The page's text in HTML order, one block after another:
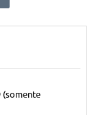
(somente